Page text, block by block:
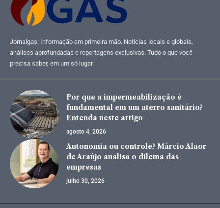
Jornalgas: Informação em primeira mão. Notícias locais e globais,
análises aprofundadas e reportagens exclusivas. Tudo o que você
precisa saber, em um só lugar.
Por que a impermeabilização é
fundamental em um aterro sanitário?
Entenda neste artigo
agosto 4, 2026
Autonomia ou controle? Márcio Alaor
de Araújo analisa o dilema das
empresas
julho 30, 2026